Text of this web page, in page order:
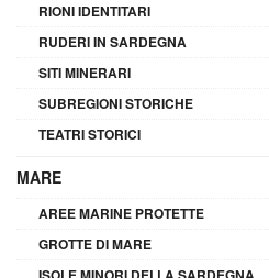
RIONI IDENTITARI
RUDERI IN SARDEGNA
SITI MINERARI
SUBREGIONI STORICHE
TEATRI STORICI
MARE
AREE MARINE PROTETTE
GROTTE DI MARE